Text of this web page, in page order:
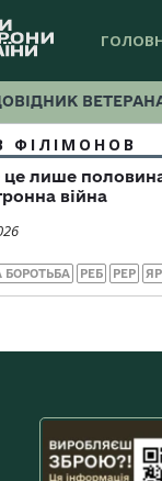
ФІЛІМОНОВ
лише
війна
БОРОТЬБА РЕБ РЕР